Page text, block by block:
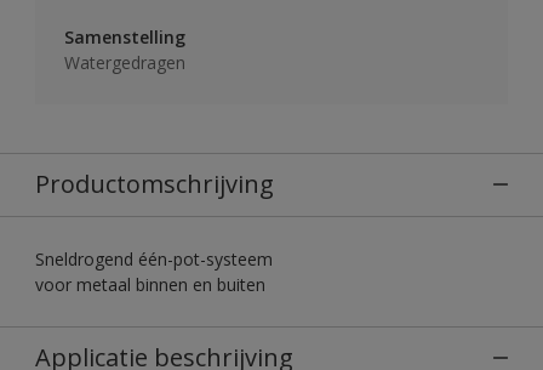
Samenstelling
Watergedragen
Productomschrijving
Sneldrogend één-pot-systeem
voor metaal binnen en buiten
Applicatie beschrijving